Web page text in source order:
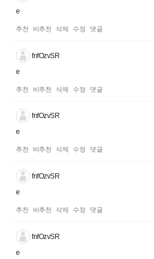
e
추천 비추천 삭제 수정 댓글
fnfOzvSR
e
추천 비추천 삭제 수정 댓글
fnfOzvSR
e
추천 비추천 삭제 수정 댓글
fnfOzvSR
e
추천 비추천 삭제 수정 댓글
fnfOzvSR
e